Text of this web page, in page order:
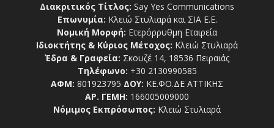
Διακριτικός Τίτλος: Say Yes Communications
Επωνυμία: Κλειώ Στυλιαρά και ΣΙΑ Ε.Ε.
Νομική Μορφή: Ετερόρρυθμη Εταιρεία
Ιδιοκτήτης & Κύριος Μέτοχος: Κλειώ Στυλιαρά
Έδρα & Γραφεία: Σκουζέ 14, 18536 Πειραιάς
Τηλέφωνο: +30 2130990585
ΑΦΜ: 801923795 ΔΟΥ: ΚΕ.ΦΟ.ΔΕ ΑΤΤΙΚΗΣ
ΑΡ. ΓΕΜΗ: 166005009000
Νόμιμος Εκπρόσωπος: Κλειώ Στυλιαρά